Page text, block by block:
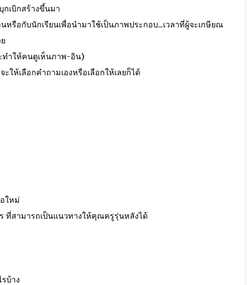
กเบิกสร้างขึ้นมา
รือกับนักเรียนเพื่อนำมาใช้เป็นภาพประกอบ...เวลาที่ผู้จะเกษียณ
ทำให้คนดูเห็นภาพ-อิน)
ห้เลือกคำถามเองหรือเลือกให้เลยก็ได้
ใหม่
ที่สามารถเป็นแนวทางให้คุณครูรุ่นหลังได้
บ้าง